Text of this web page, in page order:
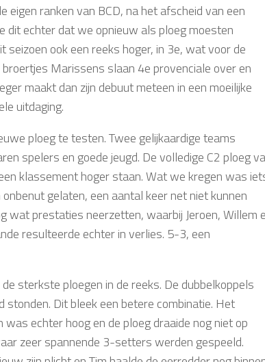
ranken van BCD, na het afscheid van een
dit echter dat we opnieuw als ploeg moesten
ook een reeks hoger, in 3e, wat voor de
Marissens slaan 4e provenciale over en
maakt dan zijn debuut meteen in een moeilijke
uitdaging.
ploeg te testen. Twee gelijkaardige teams
spelers en goede jeugd. De volledige C2 ploeg
klassement hoger staan. Wat we kregen was
gelaten, een aantal keer net niet kunnen
wat prestaties neerzetten, waarbij Jeroen, Willem
resulteerde echter in verlies. 5-3, een
sterkste ploegen in de reeks. De dubbelkoppels
Dit bleek een betere combinatie. Het
echter hoog en de ploeg draaide nog niet op
zeer spannende 3-setters werden gespeeld.